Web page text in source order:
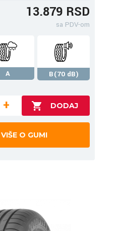
13.879 RSD
sa PDV-om
A
B(70 dB)
+
O GUMI